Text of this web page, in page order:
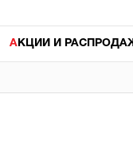
АКЦИИ И